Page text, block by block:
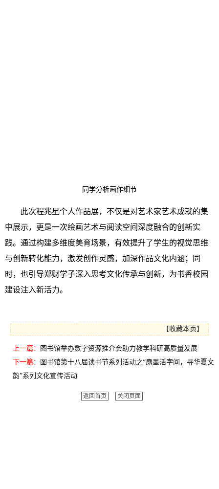
同学分析画作细节
此次程兆星个人作品展，不仅是对艺术家艺术成就的集
中展示，更是一次绘画艺术与阅读空间深度融合的创新实
践。通过构建多维度美育场景，有效提升了学生的视觉思维
与创新转化能力，激发创作灵感，加深作品文化内涵；同
时，也引导郑财学子深入思考文化传承与创新，为书香校园
建设注入新活力。
【收藏本页 】
上一篇：
图书馆举办数字资源推介会助力教学科研高质量发展
下一篇：
图书馆第十八届读书节系列活动之“扇墨活字间，寻华夏文
韵”系列文化宣传活动
返回首页 关闭页面